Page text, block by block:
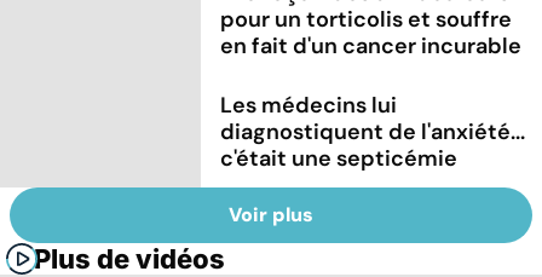
pour un torticolis et souffre
en fait d'un cancer incurable
Les médecins lui
diagnostiquent de l'anxiété...
c'était une septicémie
Voir plus
Plus de vidéos